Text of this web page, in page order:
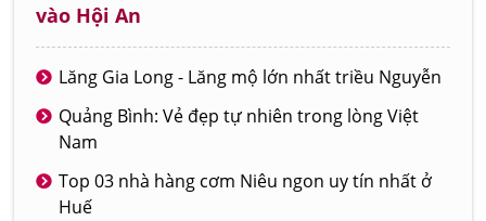
vào Hội An
Lăng Gia Long - Lăng mộ lớn nhất triều Nguyễn
Quảng Bình: Vẻ đẹp tự nhiên trong lòng Việt
Nam
Top 03 nhà hàng cơm Niêu ngon uy tín nhất ở
Huế